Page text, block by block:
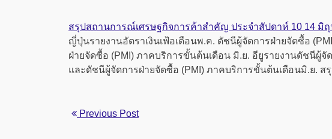
สรุปสถานการณ์เศรษฐกิจการค้าสำคัญ ประจำสัปดาห์ 10 14 มิถุ
ญี่ปุ่นรายงานอัตราเงินเฟ้อเดือนพ.ค. ดัชนีผู้จัดการฝ่ายจัดซื้อ
ฝ่ายจัดซื้อ (PMI) ภาคบริการขั้นต้นเดือน มิ.ย. อียูรายงานดัชนีผู้
และดัชนีผู้จัดการฝ่ายจัดซื้อ (PMI) ภาคบริการขั้นต้นเดือนมิ.ย.
Previous Post